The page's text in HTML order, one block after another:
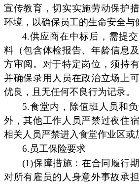
宣传教育，切实实施劳动保护
环境，以确保员工的生命安全与
4.供应商在中标后，需提
料（包含体检报告、年龄信息
方审阅。对于特定岗位，须持
并确保录用人员在政治立场上
优良，且无任何不良行为记录。
5.食堂内，除值班人员和
外，其他工作人员严禁过夜住
相关人员严禁进入食堂作业区或
6.员工保险要求
(1)保障措施：在合同履行
对所有雇员的人身意外事故承